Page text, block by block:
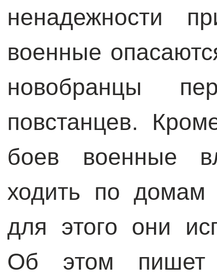
ненадежности
военные
новобранцы
повстанцев.
боев военные
ходить по домам
для этого они
Об этом пишет